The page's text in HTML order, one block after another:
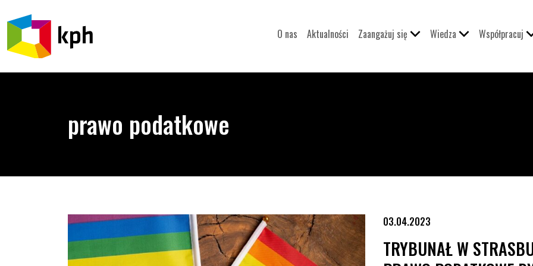
PRZEJDŹ DO TREŚCI
O nas Aktualności Zaangażuj się Wiedza Współpracuj
prawo podatkowe
03.04.2023
TRYBUNAŁ W
Trybunał w Strasburgu sprawdzi czy polskie prawo podatkowe dyskryminuje osoby LGBT+